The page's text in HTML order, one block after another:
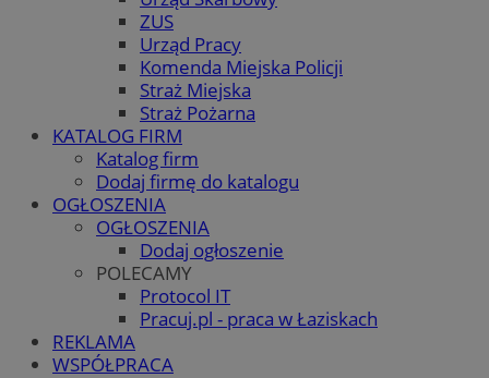
ZUS
Urząd Pracy
Komenda Miejska Policji
Straż Miejska
Straż Pożarna
KATALOG FIRM
Katalog firm
Dodaj firmę do katalogu
OGŁOSZENIA
OGŁOSZENIA
Dodaj ogłoszenie
POLECAMY
Protocol IT
Pracuj.pl - praca w Łaziskach
REKLAMA
WSPÓŁPRACA